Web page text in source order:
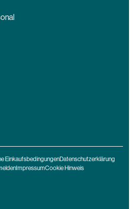
EinkaufsbedingungenDatenschutzerklärung
ImpressumCookie Hinweis